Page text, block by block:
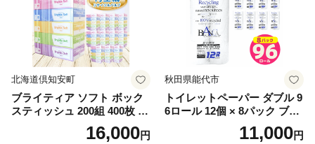
北海道倶知安町
ブライティア ソフト ボック
スティッシュ 200組 400枚 60
箱 日本製 まとめ買い ティッ
シュ リサイクル 長持 防災 常
16,000円
秋田県能代市
トイレットペーパー ダブル 9
6ロール 12個 × 8パック ブラ
ンカ 再生紙 100％ 芯あり 日
用品 消耗品 無香料 生活用品
11,000円